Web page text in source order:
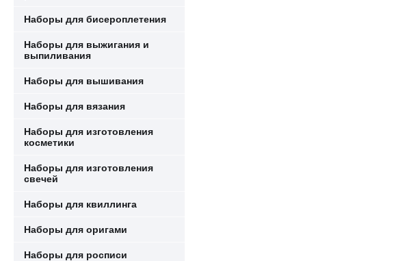
Наборы для бисероплетения
Наборы для выжигания и
выпиливания
Наборы для вышивания
Наборы для вязания
Наборы для изготовления
косметики
Наборы для изготовления
свечей
Наборы для квиллинга
Наборы для оригами
Наборы для росписи